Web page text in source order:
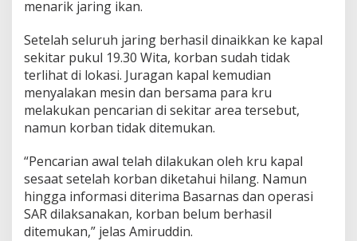
menarik jaring ikan.
Setelah seluruh jaring berhasil dinaikkan ke kapal
sekitar pukul 19.30 Wita, korban sudah tidak
terlihat di lokasi. Juragan kapal kemudian
menyalakan mesin dan bersama para kru
melakukan pencarian di sekitar area tersebut,
namun korban tidak ditemukan.
“Pencarian awal telah dilakukan oleh kru kapal
sesaat setelah korban diketahui hilang. Namun
hingga informasi diterima Basarnas dan operasi
SAR dilaksanakan, korban belum berhasil
ditemukan,” jelas Amiruddin.